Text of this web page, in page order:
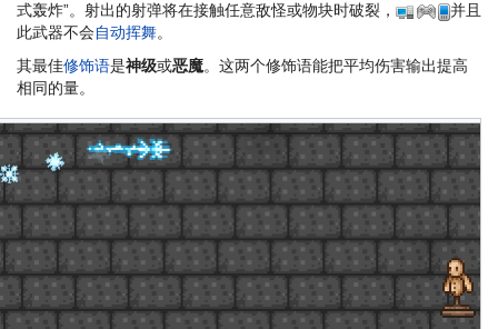
式轰炸”。射出的射弹将在接触任意敌怪或物块时破裂，
并且
此武器不会自动挥舞。
其最佳修饰语是神级或恶魔。这两个修饰语能把平均伤害输出提高
相同的量。
备
注